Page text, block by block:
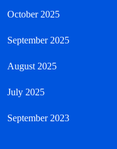
October 2025
September 2025
August 2025
July 2025
September 2023